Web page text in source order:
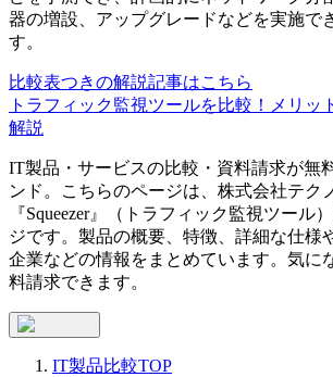
器の増設、アップグレードなどを実施で
す。
比較表つきの解説記事はこちら
トラフィック監視ツールを比較！メリッ
解説
IT製品・サービスの比較・資料請求が無
ンド。こちらのページは、 株式会社テク
『Squeezer』（ トラフィック監視ツール
ジです。製品の概要、特徴、詳細な仕様
企業などの情報をまとめています。気に
料請求できます。
IT製品比較TOP